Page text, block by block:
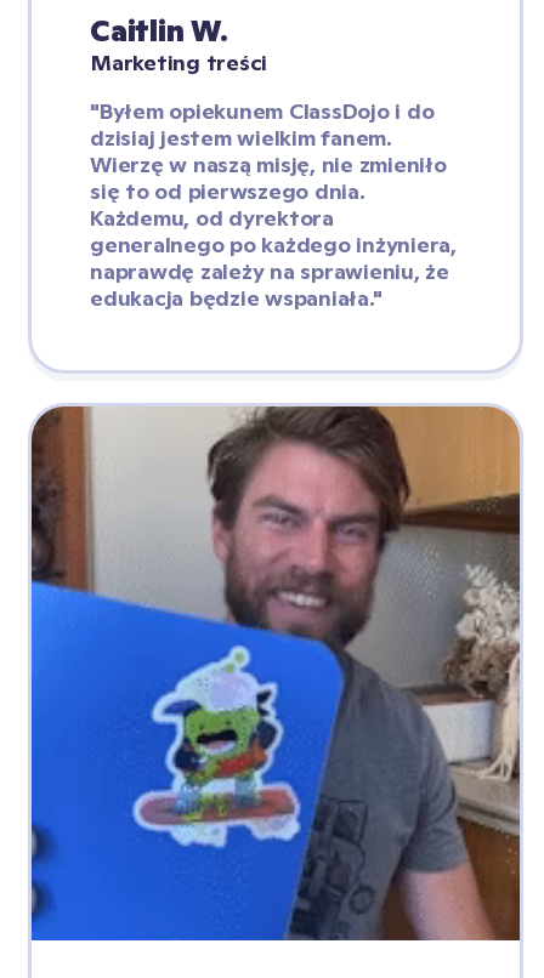
Caitlin W.
Marketing treści
"Byłem opiekunem ClassDojo i do
dzisiaj jestem wielkim fanem.
Wierzę w naszą misję, nie zmieniło
się to od pierwszego dnia.
Każdemu, od dyrektora
generalnego po każdego inżyniera,
naprawdę zależy na sprawieniu, że
edukacja będzie wspaniała."